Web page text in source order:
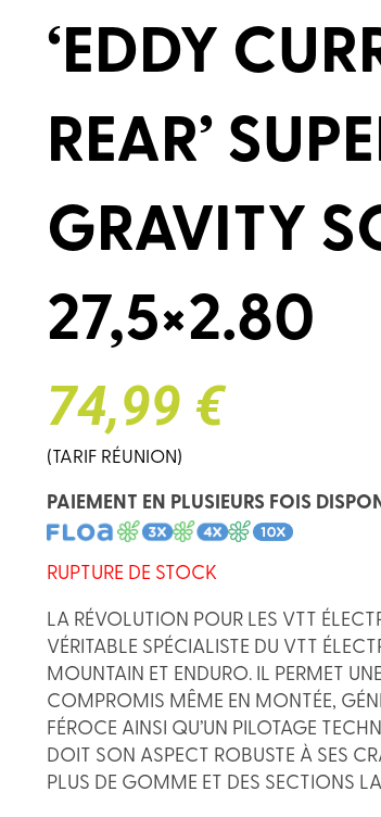
‘EDDY
REAR’
GRAVITY
27,5×2.80
74,99 €
(TARIF RÉUNION)
PAIEMENT EN PLUSIEURS FOIS
RUPTURE DE STOCK
LA RÉVOLUTION POUR LES VTT
VÉRITABLE SPÉCIALISTE DU VTT
MOUNTAIN ET ENDURO. IL PERMET
COMPROMIS MÊME EN MONTÉE,
FÉROCE AINSI QU’UN PILOTAGE
DOIT SON ASPECT ROBUSTE À SES
PLUS DE GOMME ET DES SECTIONS